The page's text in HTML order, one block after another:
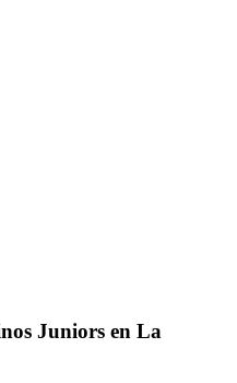
Juniors en La